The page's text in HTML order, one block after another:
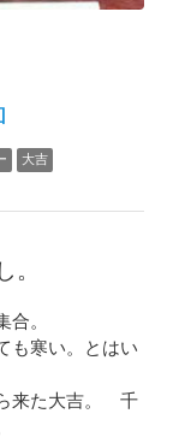
大吉
。
。
も寒い。とはい
来た大吉。 千